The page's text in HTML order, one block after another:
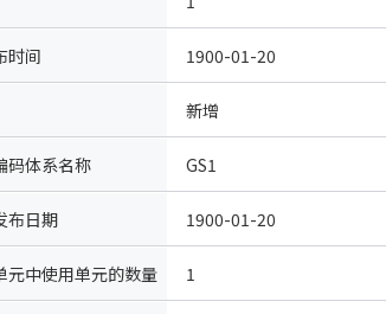
时间 1900-01-20
新增
码体系名称 GS1
布日期 1900-01-20
元中使用单元的数量 1